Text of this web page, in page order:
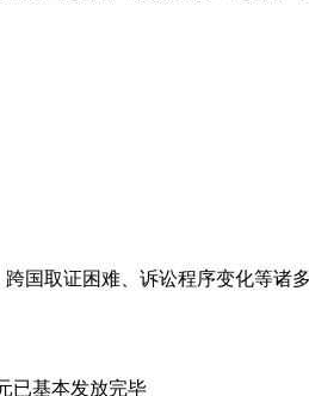
国取证困难、诉讼程序变化等诸
元已基本发放完毕